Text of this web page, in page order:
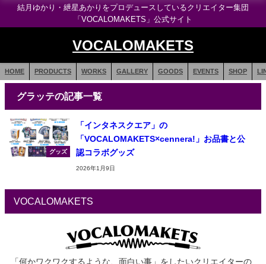
結月ゆかり・紲星あかりをプロデュースしているクリエイター集団
「VOCALOMAKETS」公式サイト
VOCALOMAKETS
HOME PRODUCTS WORKS GALLERY GOODS EVENTS SHOP
グラッテの記事一覧
グッズ
「インタネスクエア」の
「VOCALOMAKETS×cennera!」お品書と公
認コラボグッズ
2026年1月9日
VOCALOMAKETS
「何かワクワクするような、面白い事」をしたいクリエイターの